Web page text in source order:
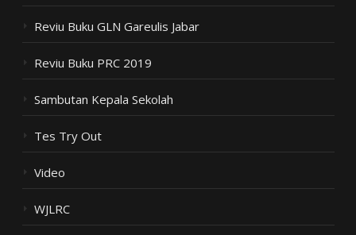
Reviu Buku GLN Gareulis Jabar
Reviu Buku PRC 2019
Sambutan Kepala Sekolah
Tes Try Out
Video
WJLRC